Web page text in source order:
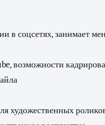
в соцсетях, занимает
возможности
художественных